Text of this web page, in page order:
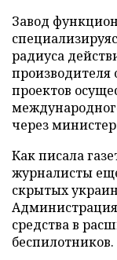
Завод
радиуса
производителя
проектов
через
Как писала
журналисты
скрытых
средства в
беспилотников.